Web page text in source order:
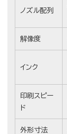
ノズル配列
解像度
インク
印刷スピー
ド
外形寸法